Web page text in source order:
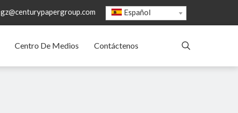
gz@centurypapergroup.com Español
Centro De Medios Contáctenos